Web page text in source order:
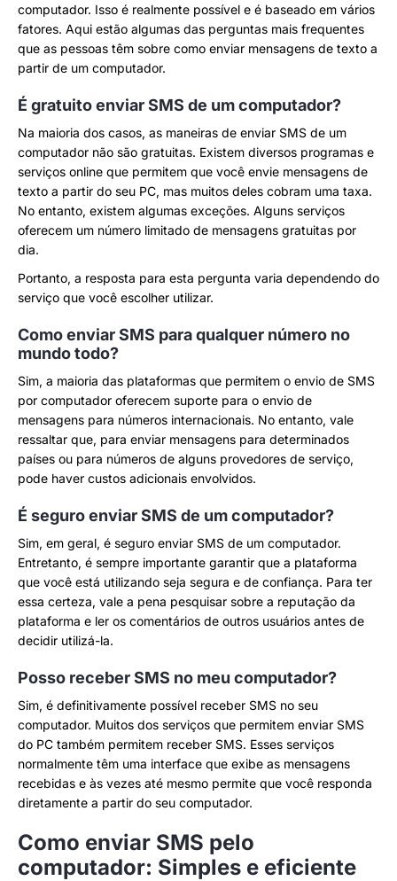
computador. Isso é realmente possível e é baseado em vários
fatores. Aqui estão algumas das perguntas mais frequentes
que as pessoas têm sobre como enviar mensagens de texto a
partir de um computador.
É gratuito enviar SMS de um computador?
Na maioria dos casos, as maneiras de enviar SMS de um
computador não são gratuitas. Existem diversos programas e
serviços online que permitem que você envie mensagens de
texto a partir do seu PC, mas muitos deles cobram uma taxa.
No entanto, existem algumas exceções. Alguns serviços
oferecem um número limitado de mensagens gratuitas por
dia.
Portanto, a resposta para esta pergunta varia dependendo do
serviço que você escolher utilizar.
Como enviar SMS para qualquer número no
mundo todo?
Sim, a maioria das plataformas que permitem o envio de SMS
por computador oferecem suporte para o envio de
mensagens para números internacionais. No entanto, vale
ressaltar que, para enviar mensagens para determinados
países ou para números de alguns provedores de serviço,
pode haver custos adicionais envolvidos.
É seguro enviar SMS de um computador?
Sim, em geral, é seguro enviar SMS de um computador.
Entretanto, é sempre importante garantir que a plataforma
que você está utilizando seja segura e de confiança. Para ter
essa certeza, vale a pena pesquisar sobre a reputação da
plataforma e ler os comentários de outros usuários antes de
decidir utilizá-la.
Posso receber SMS no meu computador?
Sim, é definitivamente possível receber SMS no seu
computador. Muitos dos serviços que permitem enviar SMS
do PC também permitem receber SMS. Esses serviços
normalmente têm uma interface que exibe as mensagens
recebidas e às vezes até mesmo permite que você responda
diretamente a partir do seu computador.
Como enviar SMS pelo
computador: Simples e eficiente